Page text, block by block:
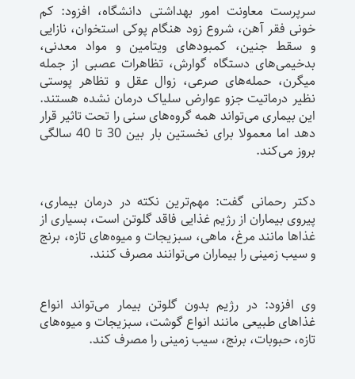
سرپرست معاونت امور بهداشتی دانشگاه، افزود: کم
خونی فقر آهن، شروع زود هنگام پوکی استخوان، نازایی
و سقط جنین، کمبودهای ویتامین و مواد معدنی،
بدخیمی‌های دستگاه گوارش، تظاهرات عصبی از جمله
میگرن، حمله‌های صرعی، زوال عقل و تظاهر پوستی
نظیر درماتیت جزو عوارض سلیاک درمان نشده هستند.
این بیماری می‌تواند همه گروه‌های سنی را تحت تاثیر قرار
دهد اما معمولا برای نخستین بار بین 30 تا 40 سالگی
بروز می‌کند.
دکتر رحمانی گفت: مهم‌ترین نکته در درمان بیماری،
پیروی بیماران از رژیم غذایی فاقد گلوتن است، بسیاری از
غذاها مانند مرغ، ماهی، سبزیجات و میوه‌های تازه، برنج
و سیب زمینی را بیماران می‌توانند مصرف کنند.
وی افزود: در رژیم بدون گلوتن بیمار می‌تواند انواع
غذاهای طبیعی مانند انواع گوشت، سبزیجات و میوه‌های
تازه، حبوبات، برنج، سیب زمینی را مصرف کند.